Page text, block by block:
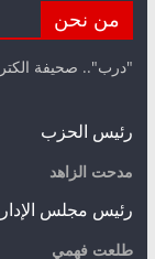
من نحن
"درب".. صحيفة
رئيس الحزب
مدحت الزاهد
رئيس مجلس
طلعت فهمي